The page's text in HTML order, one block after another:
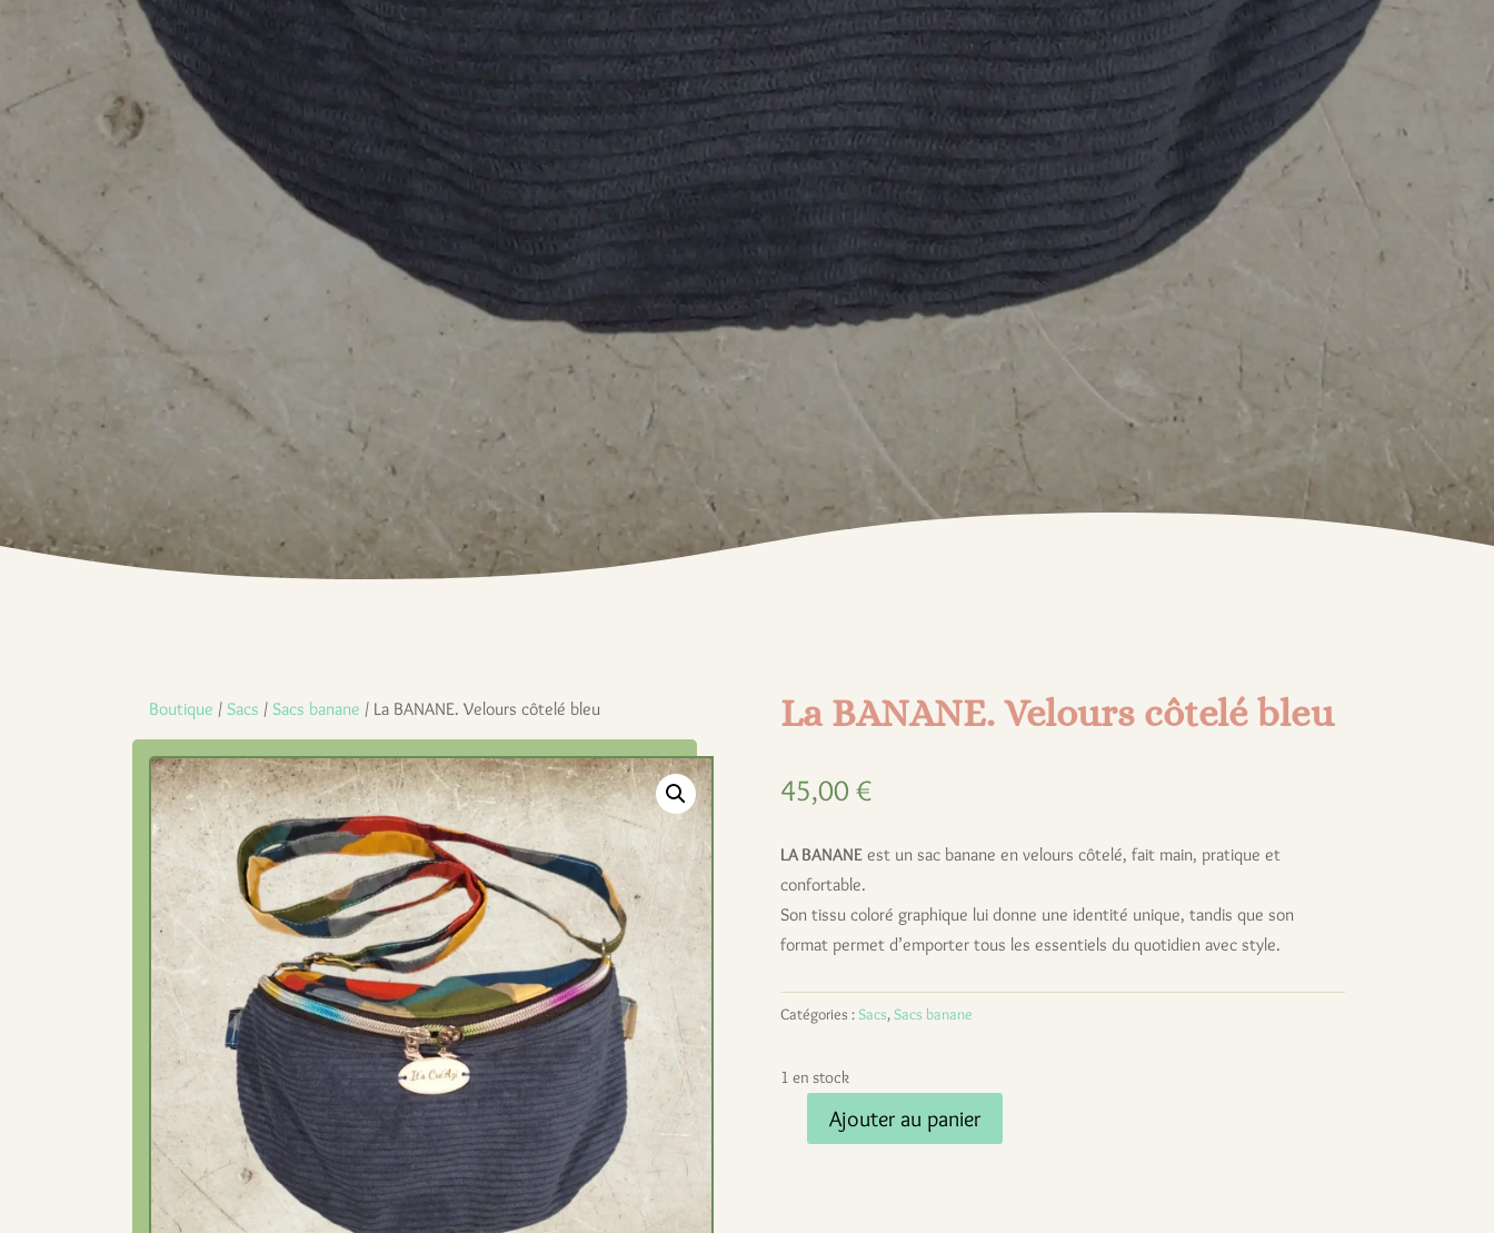
Boutique / Sacs / Sacs banane / La BANANE. Velours côtelé bleu La BANANE. Velours côtelé bleu
45,00 €
LA BANANEest un sac banane en velours côtelé, fait main, pratique et
confortable.
Son tissu coloré graphique lui donne une identité unique, tandis que son
format permet d’emporter tous les essentiels du quotidien avec style.
Catégories :Sacs,Sacs banane
1 en stock
quantité
Ajouter au panier